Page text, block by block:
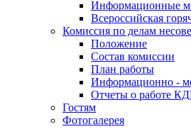
Информационные
Всероссийская
Комиссия по делам
Положение
Состав комиссии
План работы
Информационно -
Отчеты о работе
Гостям
Фотогалерея